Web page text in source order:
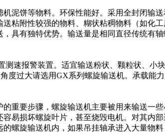
泥饼等物料。环保性能好。采用全封闭输
粘附性较强的物料、糊状粘稠物料（如化
具有独特优势。输送量是相同直径传统有
速报警装置。适宜输送粉状、颗粒状、小
度过大请选用GX系列螺旋输送机。承载能
重要步骤，螺旋输送机主要被用来输送一
易损坏螺旋叶片，甚至烧毁电机。对其内
螺旋输送机内，如果吊挂轴承进入大量物